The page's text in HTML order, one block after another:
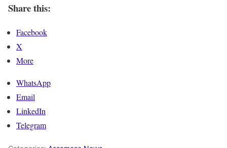
Share this:
Facebook
X
More
WhatsApp
Email
LinkedIn
Telegram